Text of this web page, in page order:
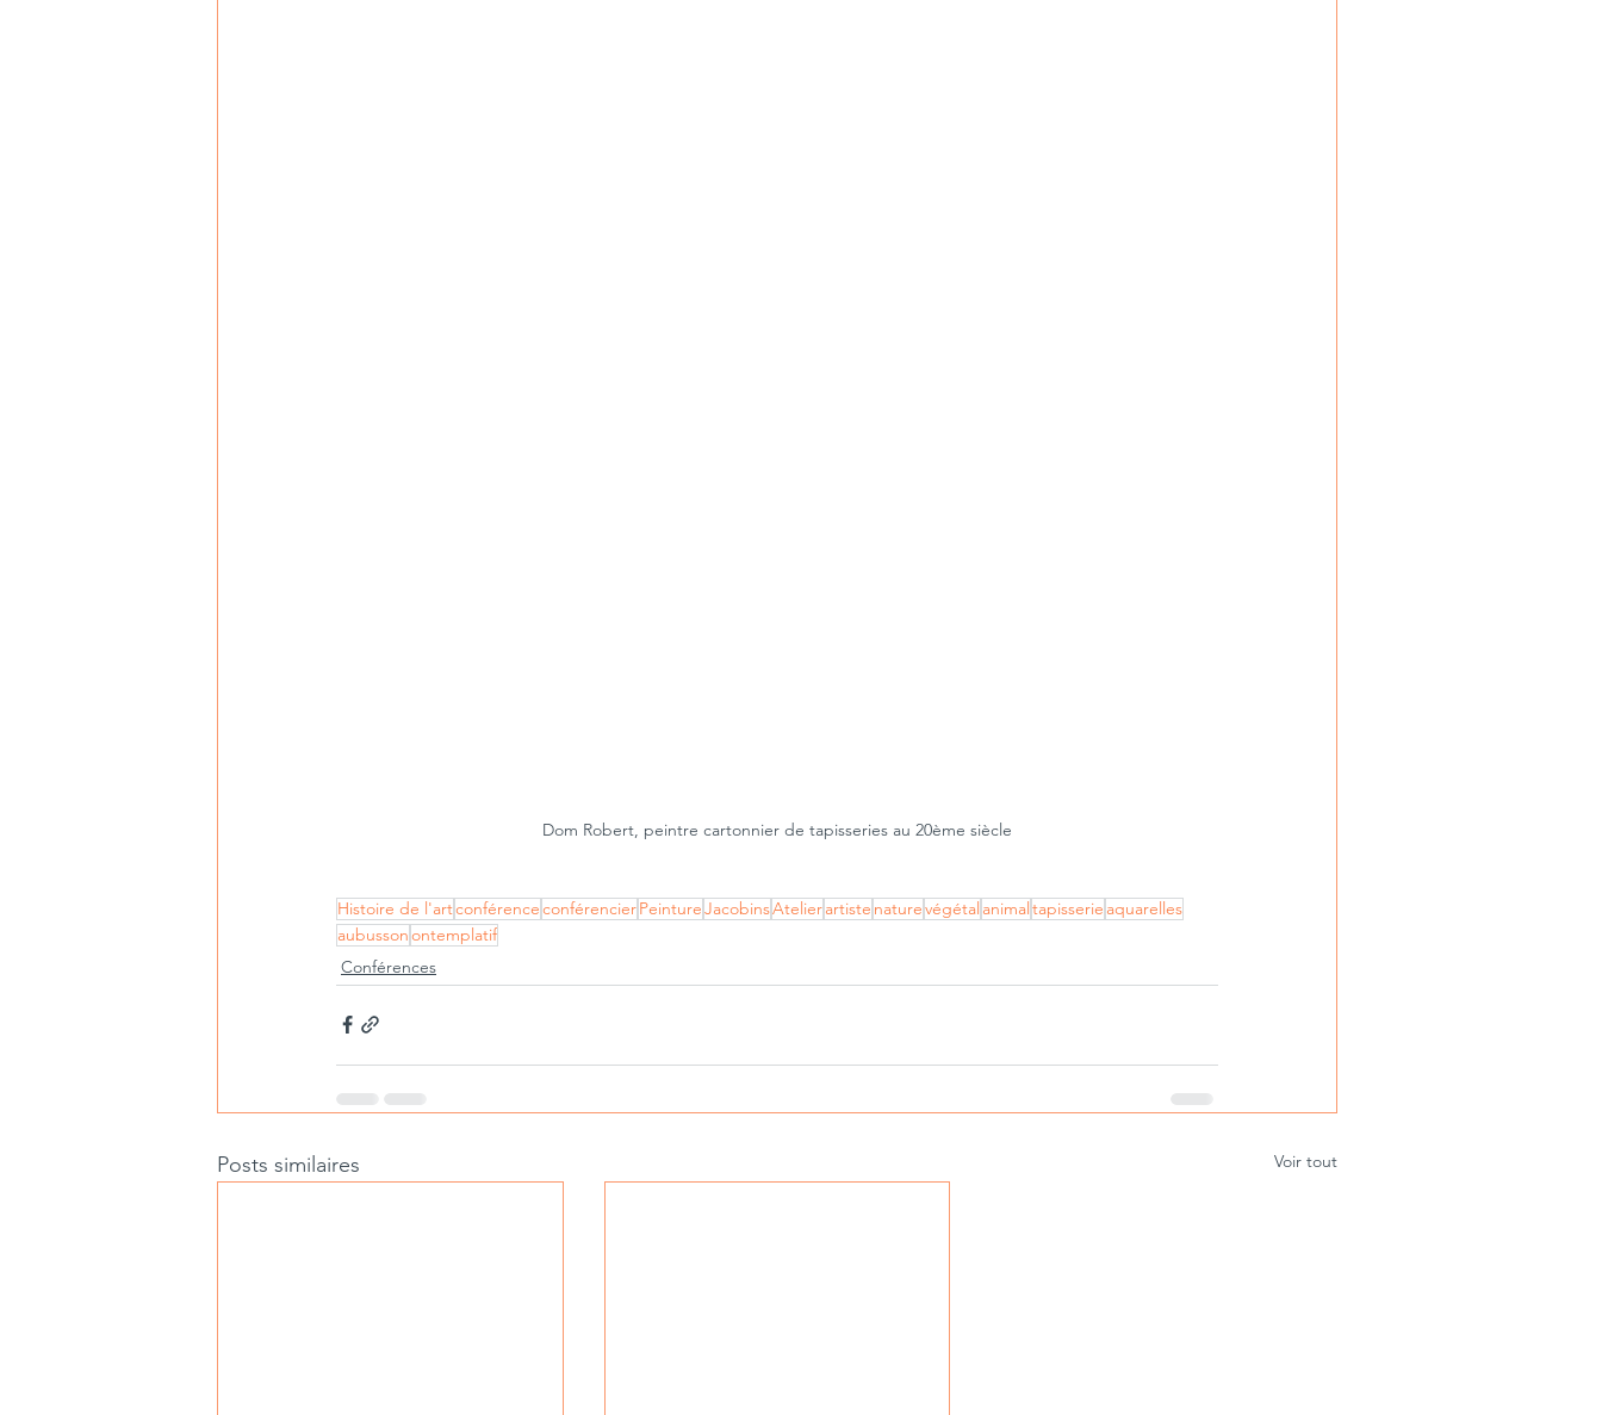
Dom Robert, peintre cartonnier de tapisseries au 20ème siècle
Histoire de l'artconférenceconférencierPeintureJacobinsAtelierartiste naturevégétal animaltapisserie aquarelles
aubussonontemplatif
Conférences
Posts similaires Voir tout